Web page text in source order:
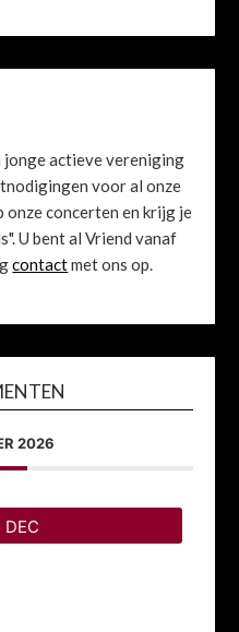
jonge actieve vereniging
voor al onze
concerten en krijg je
U bent al Vriend vanaf
contactmet ons op.
2026
DEC